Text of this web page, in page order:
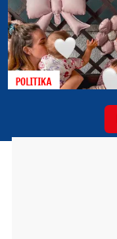
POLITIKA